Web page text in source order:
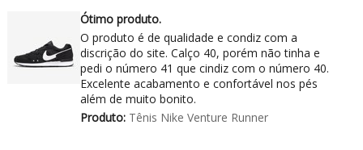
Ótimo produto.
O produto é de qualidade e condiz com a
discrição do site. Calço 40, porém não tinha e
pedi o número 41 que cindiz com o número 40.
Excelente acabamento e confortável nos pés
além de muito bonito.
Produto:Tênis Nike Venture Runner